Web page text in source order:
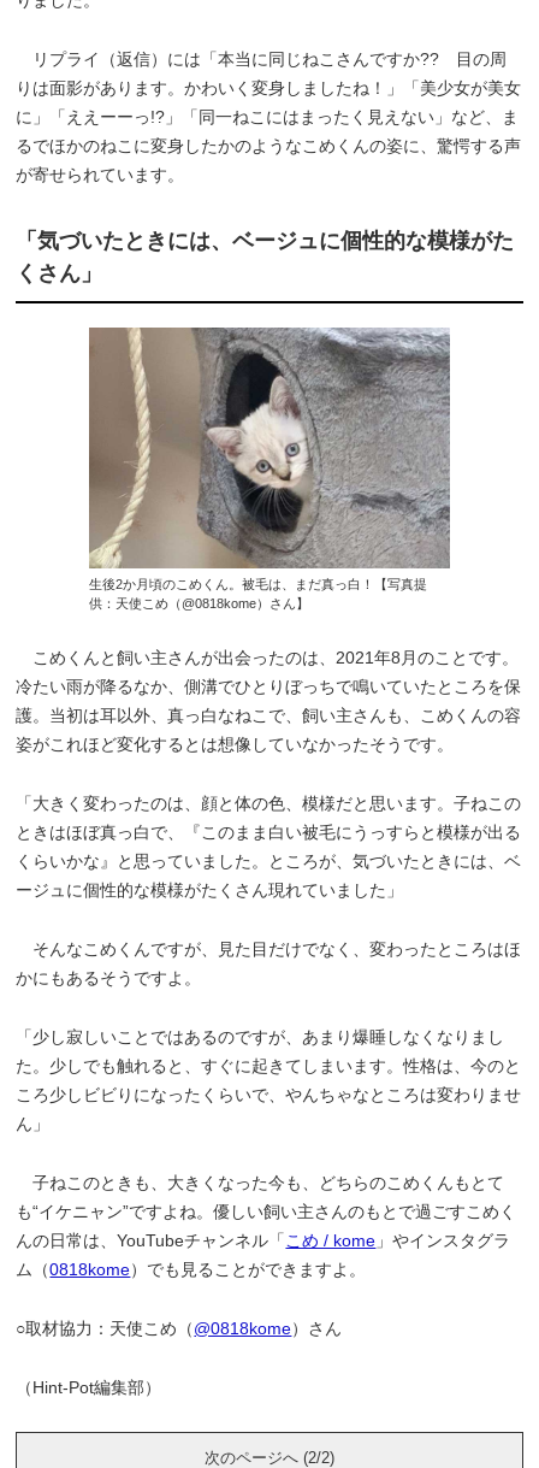
リプライ（返信）には「本当に同じねこさんですか?? 目の周
りは面影があります。かわいく変身しましたね！」「美少女が美女
に」「ええーーっ!?」「同一ねこにはまったく見えない」など、ま
るでほかのねこに変身したかのようなこめくんの姿に、驚愕する声
が寄せられています。
「気づいたときには、ベージュに個性的な模様がた
くさん」
生後2か月頃のこめくん。被毛は、まだ真っ白！【写真提
供：天使こめ（@0818kome）さん】
こめくんと飼い主さんが出会ったのは、2021年8月のことです。
冷たい雨が降るなか、側溝でひとりぼっちで鳴いていたところを保
護。当初は耳以外、真っ白なねこで、飼い主さんも、こめくんの容
姿がこれほど変化するとは想像していなかったそうです。
「大きく変わったのは、顔と体の色、模様だと思います。子ねこの
ときはほぼ真っ白で、『このまま白い被毛にうっすらと模様が出る
くらいかな』と思っていました。ところが、気づいたときには、ベ
ージュに個性的な模様がたくさん現れていました」
そんなこめくんですが、見た目だけでなく、変わったところはほ
かにもあるそうですよ。
「少し寂しいことではあるのですが、あまり爆睡しなくなりまし
た。少しでも触れると、すぐに起きてしまいます。性格は、今のと
ころ少しビビりになったくらいで、やんちゃなところは変わりませ
ん」
子ねこのときも、大きくなった今も、どちらのこめくんもとて
も“イケニャン”ですよね。優しい飼い主さんのもとで過ごすこめく
んの日常は、YouTubeチャンネル「 こめ / kome 」やインスタグラ
ム（0818kome）でも見ることができますよ。
○取材協力：天使こめ（@0818kome）さん
（Hint-Pot編集部）
次のページへ (2/2)